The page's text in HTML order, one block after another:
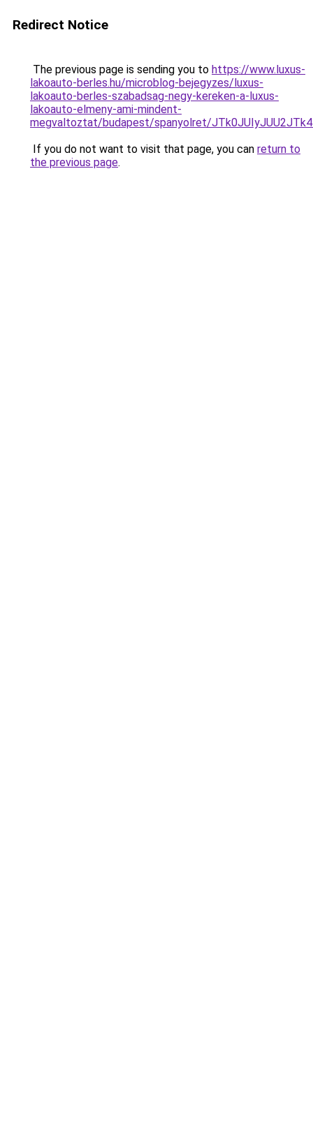
Redirect Notice
The previous page is sending you to https://www.luxus-
lakoauto-berles.hu/microblog-bejegyzes/luxus-
lakoauto-berles-szabadsag-negy-kereken-a-luxus-
lakoauto-elmeny-ami-mindent-
megvaltoztat/budapest/spanyolret/
If you do not want to visit that page, you can return to
the previous page.